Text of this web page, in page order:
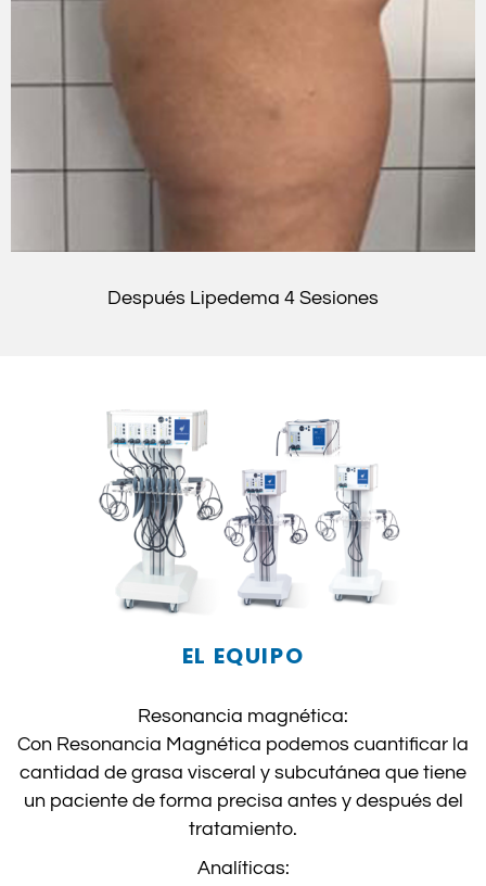
Después Lipedema 4 Sesiones
EL EQUIPO
Resonancia magnética:
Con Resonancia Magnética podemos cuantificar la
cantidad de grasa visceral y subcutánea que tiene
un paciente de forma precisa antes y después del
tratamiento.
Analíticas: